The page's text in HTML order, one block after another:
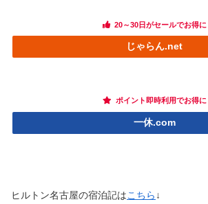
20～30日がセールでお得に
じゃらん.net
ポイント即時利用でお得に
一休.com
ヒルトン名古屋の宿泊記はこちら ↓